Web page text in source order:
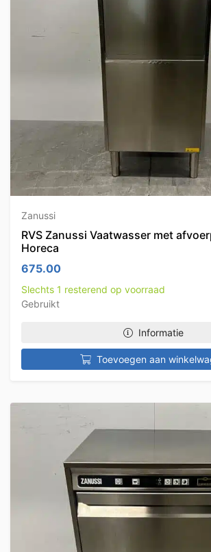
Zanussi
RVS Zanussi Vaatwasser met
Horeca
675.00
Slechts 1 resterend op voorraad
Gebruikt
Informatie
Toevoegen aan